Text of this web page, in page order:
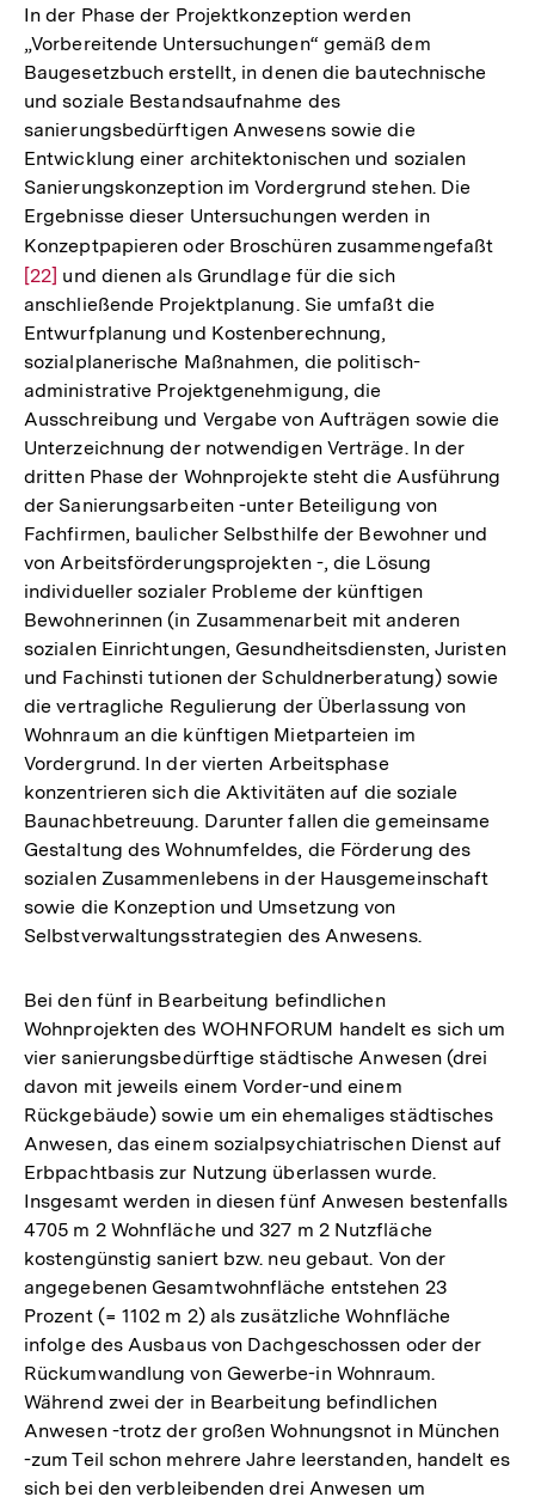
In der Phase der Projektkonzeption werden
„Vorbereitende Untersuchungen“ gemäß dem
Baugesetzbuch erstellt, in denen die bautechnische
und soziale Bestandsaufnahme des
sanierungsbedürftigen Anwesens sowie die
Entwicklung einer architektonischen und sozialen
Sanierungskonzeption im Vordergrund stehen. Die
Ergebnisse dieser Untersuchungen werden in
Konzeptpapieren oder Broschüren zusammengefaßt
[22] und dienen als Grundlage für die sich
anschließende Projektplanung. Sie umfaßt die
Entwurfplanung und Kostenberechnung,
sozialplanerische Maßnahmen, die politisch-
administrative Projektgenehmigung, die
Ausschreibung und Vergabe von Aufträgen sowie die
Unterzeichnung der notwendigen Verträge. In der
dritten Phase der Wohnprojekte steht die Ausführung
der Sanierungsarbeiten -unter Beteiligung von
Fachfirmen, baulicher Selbsthilfe der Bewohner und
von Arbeitsförderungsprojekten -, die Lösung
individueller sozialer Probleme der künftigen
Bewohnerinnen (in Zusammenarbeit mit anderen
sozialen Einrichtungen, Gesundheitsdiensten, Juristen
und Fachinsti­ tutionen der Schuldnerberatung) sowie
die vertragliche Regulierung der Überlassung von
Wohnraum an die künftigen Mietparteien im
Vordergrund. In der vierten Arbeitsphase
konzentrieren sich die Aktivitäten auf die soziale
Baunachbetreuung. Darunter fallen die gemeinsame
Gestaltung des Wohnumfeldes, die Förderung des
sozialen Zusammenlebens in der Hausgemeinschaft
sowie die Konzeption und Umsetzung von
Selbstverwaltungsstrategien des Anwesens.
Bei den fünf in Bearbeitung befindlichen
Wohnprojekten des WOHNFORUM handelt es sich um
vier sanierungsbedürftige städtische Anwesen (drei
davon mit jeweils einem Vorder-und einem
Rückgebäude) sowie um ein ehemaliges städtisches
Anwesen, das einem sozialpsychiatrischen Dienst auf
Erbpachtbasis zur Nutzung überlassen wurde.
Insgesamt werden in diesen fünf Anwesen bestenfalls
4705 m 2 Wohnfläche und 327 m 2 Nutzfläche
kostengünstig saniert bzw. neu gebaut. Von der
angegebenen Gesamtwohnfläche entstehen 23
Prozent (= 1102 m 2) als zusätzliche Wohnfläche
infolge des Ausbaus von Dachgeschossen oder der
Rückumwandlung von Gewerbe-in Wohnraum.
Während zwei der in Bearbeitung befindlichen
Anwesen -trotz der großen Wohnungsnot in München
-zum Teil schon mehrere Jahre leerstanden, handelt es
sich bei den verbleibenden drei Anwesen um